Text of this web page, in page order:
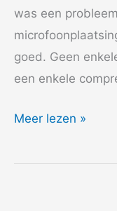
was een
goed. Geen
een enkele
2015
Marjorie
Meer lezen »